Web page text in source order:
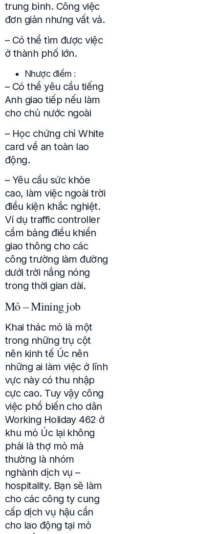
trung bình. Công việc
đơn giản nhưng vất vả.
– Có thể tìm được việc
ở thành phố lớn.
Nhược điểm :
– Có thể yêu cầu tiếng
Anh giao tiếp nếu làm
cho chủ nước ngoài
– Học chứng chỉ White
card về an toàn lao
động.
– Yêu cầu sức khỏe
cao, làm việc ngoài trời
điều kiện khắc nghiệt.
Ví dụ traffic controller
cầm bảng điều khiển
giao thông cho các
công trường làm đường
dưới trời nắng nóng
trong thời gian dài.
Mỏ – Mining job
Khai thác mỏ là một
trong những trụ cột
nên kinh tế Úc nên
những ai làm việc ở lĩnh
vực này có thu nhập
cực cao. Tuy vậy công
việc phổ biến cho dân
Working Holiday 462 ở
khu mỏ Úc lại không
phải là thợ mỏ mà
thường là nhóm
nghành dịch vụ –
hospitality. Bạn sẽ làm
cho các công ty cung
cấp dịch vụ hậu cần
cho lao động tại mỏ